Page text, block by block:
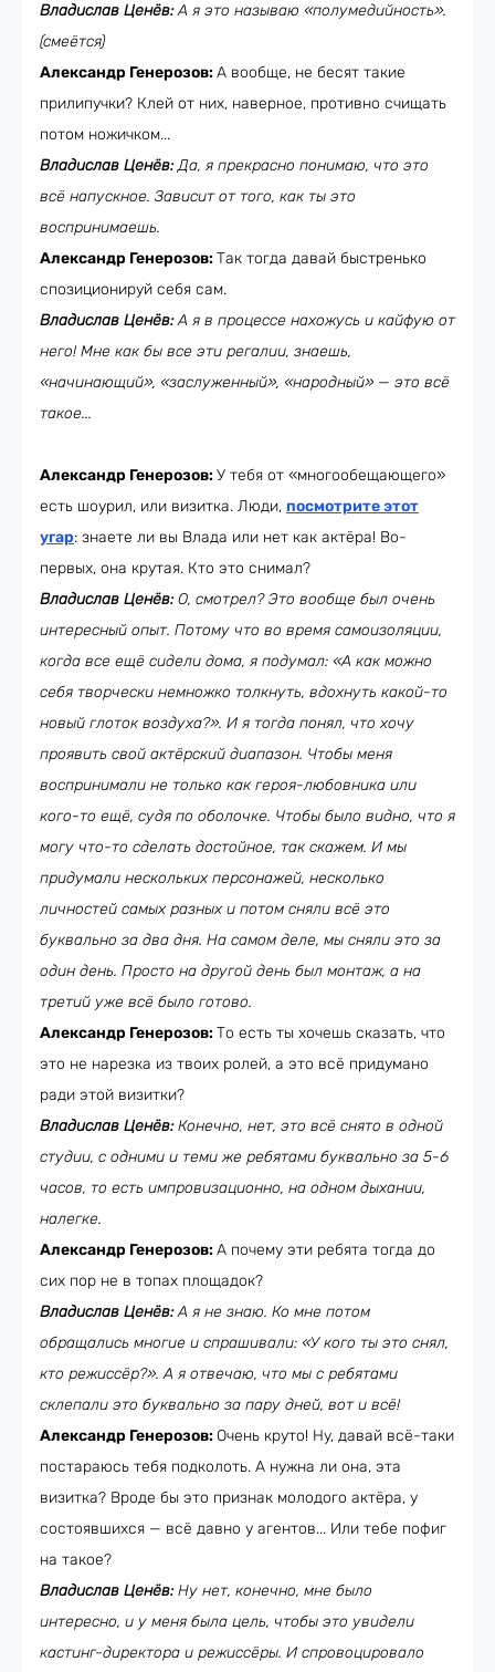
Владислав Ценёв:А я это называю «полумедийность».
(смеётся)
Александр Генерозов:А вообще, не бесят такие
прилипучки? Клей от них, наверное, противно счищать
потом ножичком...
Владислав Ценёв:Да, я прекрасно понимаю, что это
всё напускное. Зависит от того, как ты это
воспринимаешь.
Александр Генерозов:Так тогда давай быстренько
спозиционируй себя сам.
Владислав Ценёв:А я в процессе нахожусь и кайфую от
него! Мне как бы все эти регалии, знаешь,
«начинающий», «заслуженный», «народный» — это всё
такое...
Александр Генерозов:У тебя от «многообещающего»
есть шоурил, или визитка. Люди, посмотрите этот
угар: знаете ли вы Влада или нет как актёра! Во-
первых, она крутая. Кто это снимал?
Владислав Ценёв:О, смотрел? Это вообще был очень
интересный опыт. Потому что во время самоизоляции,
когда все ещё сидели дома, я подумал: «А как можно
себя творчески немножко толкнуть, вдохнуть какой-то
новый глоток воздуха?». И я тогда понял, что хочу
проявить свой актёрский диапазон. Чтобы меня
воспринимали не только как героя-любовника или
кого-то ещё, судя по оболочке. Чтобы было видно, что я
могу что-то сделать достойное, так скажем. И мы
придумали нескольких персонажей, несколько
личностей самых разных и потом сняли всё это
буквально за два дня. На самом деле, мы сняли это за
один день. Просто на другой день был монтаж, а на
третий уже всё было готово.
Александр Генерозов:То есть ты хочешь сказать, что
это не нарезка из твоих ролей, а это всё придумано
ради этой визитки?
Владислав Ценёв:Конечно, нет, это всё снято в одной
студии, с одними и теми же ребятами буквально за 5-6
часов, то есть импровизационно, на одном дыхании,
налегке.
Александр Генерозов:А почему эти ребята тогда до
сих пор не в топах площадок?
Владислав Ценёв:А я не знаю. Ко мне потом
обращались многие и спрашивали: «У кого ты это снял,
кто режиссёр?». А я отвечаю, что мы с ребятами
склепали это буквально за пару дней, вот и всё!
Александр Генерозов: Очень круто! Ну, давай всё-таки
постараюсь тебя подколоть. А нужна ли она, эта
визитка? Вроде бы это признак молодого актёра, у
состоявшихся — всё давно у агентов... Или тебе пофиг
на такое?
Владислав Ценёв:Ну нет, конечно, мне было
интересно, и у меня была цель, чтобы это увидели
кастинг-директора и режиссёры. И спровоцировало